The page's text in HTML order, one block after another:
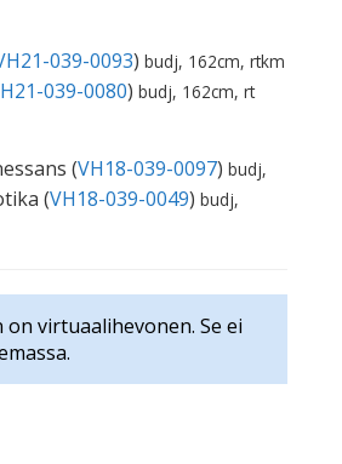
039-0093) budj, 162cm, rtkm
039-0080) budj, 162cm, rt
(VH18-039-0097) budj,
(VH18-039-0049) budj,
on virtuaalihevonen. Se ei